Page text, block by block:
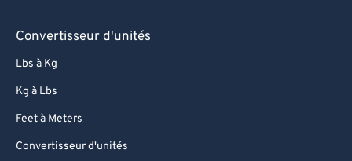
Convertisseur d'unités
Lbs à Kg
Kg à Lbs
Feet à Meters
Convertisseur d'unités